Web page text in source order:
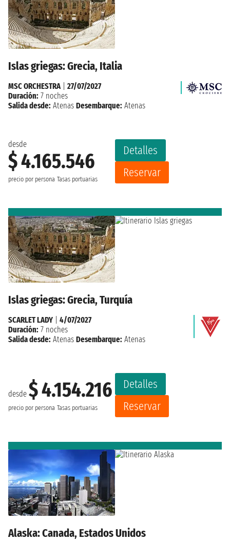
Islas griegas: Grecia, Italia
desde
$ 4.165.546
precio por persona Tasas portuarias
Detalles
Reservar
MSC ORCHESTRA| 27/07/2027
Duración: 7 noches
Salida desde: Atenas Desembarque: Atenas
Islas griegas: Grecia, Turquía
desde $ 4.154.216
precio por persona Tasas portuarias
Detalles
Reservar
SCARLET LADY
4/07/2027
Duración: 7 noches
Salida desde: Atenas Desembarque: Atenas
Alaska: Canada, Estados Unidos